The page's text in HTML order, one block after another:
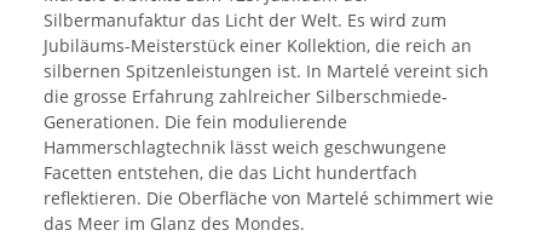
Silbermanufaktur das Licht der Welt. Es wird zum
Jubiläums-Meisterstück einer Kollektion, die reich an
silbernen Spitzenleistungen ist. In Martelé vereint sich
die grosse Erfahrung zahlreicher Silberschmiede-
Generationen. Die fein modulierende
Hammerschlagtechnik lässt weich geschwungene
Facetten entstehen, die das Licht hundertfach
reflektieren. Die Oberfläche von Martelé schimmert wie
das Meer im Glanz des Mondes.